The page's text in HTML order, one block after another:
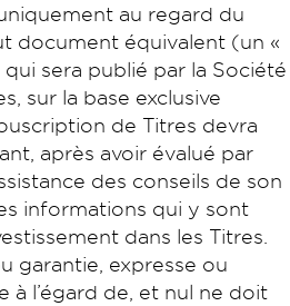
au regard du
document équivalent (un «
sera publié par la Société
sur la base exclusive
de Titres devra
après avoir évalué par
des conseils de son
informations qui y sont
dans les Titres.
garantie, expresse ou
à l’égard de, et nul ne doit